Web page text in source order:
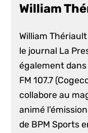
William
William
le journal La
également dans
FM 107.7
collabore au
animé
de BPM Sports